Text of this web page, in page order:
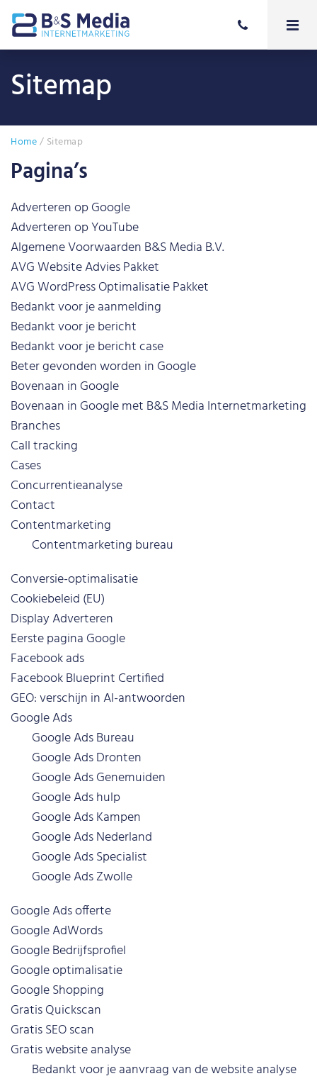
Sitemap
Home/ Sitemap
Pagina’s
Adverteren op Google
Adverteren op YouTube
Algemene Voorwaarden B&S Media B.V.
AVG Website Advies Pakket
AVG WordPress Optimalisatie Pakket
Bedankt voor je aanmelding
Bedankt voor je bericht
Bedankt voor je bericht case
Beter gevonden worden in Google
Bovenaan in Google
Bovenaan in Google met B&S Media Internetmarketing
Branches
Call tracking
Cases
Concurrentieanalyse
Contact
Contentmarketing
Contentmarketing bureau
Conversie-optimalisatie
Cookiebeleid (EU)
Display Adverteren
Eerste pagina Google
Facebook ads
Facebook Blueprint Certified
GEO: verschijn in AI-antwoorden
Google Ads
Google Ads Bureau
Google Ads Dronten
Google Ads Genemuiden
Google Ads hulp
Google Ads Kampen
Google Ads Nederland
Google Ads Specialist
Google Ads Zwolle
Google Ads offerte
Google AdWords
Google Bedrijfsprofiel
Google optimalisatie
Google Shopping
Gratis Quickscan
Gratis SEO scan
Gratis website analyse
Bedankt voor je aanvraag van de website analyse